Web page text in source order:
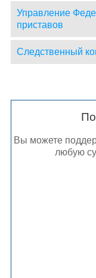
Управление
приставов
Следственный
Вы можете
любую